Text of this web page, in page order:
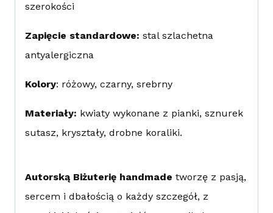
szerokości
Zapięcie standardowe: stal szlachetna
antyalergiczna
Kolory: różowy, czarny, srebrny
Materiały: kwiaty wykonane z pianki, sznurek
sutasz, kryształy, drobne koraliki.
Autorską Biżuterię handmade tworzę z pasją,
sercem i dbałością o każdy szczegół, z